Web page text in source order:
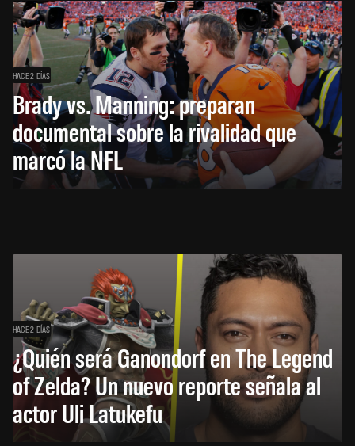
HACE 2 DÍAS
Brady vs. Manning: preparan
documental sobre la rivalidad que
marcó la NFL
HACE 2 DÍAS
¿Quién será Ganondorf en The Legend
of Zelda? Un nuevo reporte señala al
actor Uli Latukefu